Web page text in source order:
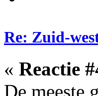
Re: Zuid-
« Reactie
De meeste